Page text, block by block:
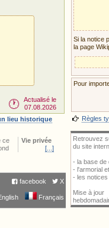
lieu historique
🕐
Actualisé le
07.08.2026
ce
Vie privée
[...]
facebook X
Français
Retrouvez
du site
- la base de
- l'armorial
- les notices
Mise à jour
Si la notice
la page
Pour
Règles